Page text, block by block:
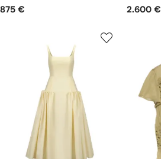
875 € 2.600 €